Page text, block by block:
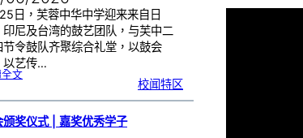
日，芙蓉中华中学迎来来自日
印尼及台湾的鼓艺团队，与芙中二
节令鼓队齐聚综合礼堂，以鼓会
以艺传…
全文:四
同
演
出
！
马
校闻特区
颁奖仪式 | 嘉奖优秀学子